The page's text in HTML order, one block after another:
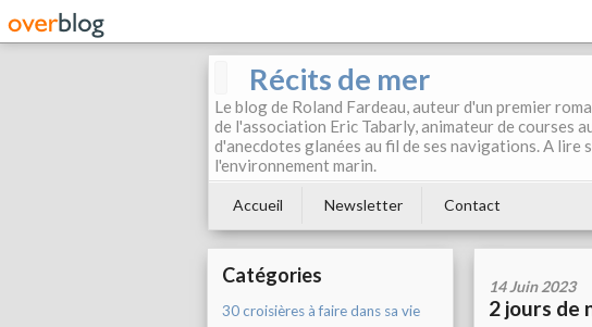
Récits de mer
Le blog de Roland Fardeau, auteur d'un premier
de l'association Eric Tabarly, animateur de courses
d'anecdotes glanées au fil de ses navigations. A
l'environnement marin.
Accueil Newsletter Contact
Catégories
30 croisières à faire dans sa vie
14 Juin 2023
2 jours de